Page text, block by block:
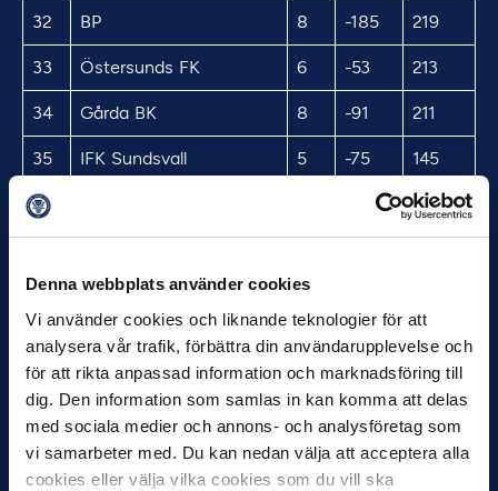
Denna webbplats använder cookies
Vi använder cookies och liknande teknologier för att
analysera vår trafik, förbättra din användarupplevelse och
för att rikta anpassad information och marknadsföring till
dig. Den information som samlas in kan komma att delas
med sociala medier och annons- och analysföretag som
vi samarbeter med. Du kan nedan välja att acceptera alla
cookies eller välja vilka cookies som du vill ska
32 BP 8 -185 219
33 Östersunds FK 6 -53 213
34 Gårda BK 8 -91 211
35 IFK Sundsvall 5 -75 145
36 120
38 IFK Värnamo 3
39 Västerås SK 4 -133 109
40 Syrianska FC 3 -65 76
41 Råå IF 2 -19 56
42 Ljungskile SK 2 -55